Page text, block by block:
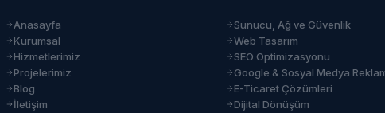
Anasayfa
Kurumsal
Hizmetlerimiz
Projelerimiz
Blog
İletişim
Sunucu, Ağ ve Güvenlik
Web Tasarım
SEO Optimizasyonu
Google & Sosyal Medya
E-Ticaret Çözümleri
Dijital Dönüşüm